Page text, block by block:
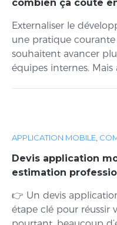
combien ça coûte
Externaliser le
une pratique
souhaitent avancer
équipes internes.
APPLICATION MOBILE,
Devis application
estimation
👉 Un devis
étape clé pour réussir